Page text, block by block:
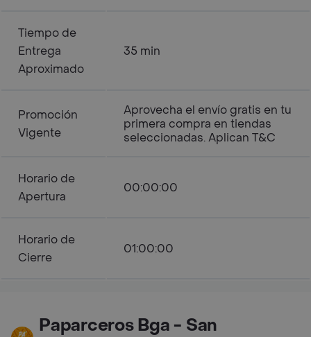
Tiempo de
Entrega
Aproximado
35 min
Promoción
Vigente
Aprovecha el envío gratis en tu
primera compra en tiendas
seleccionadas. Aplican T&C
Horario de
Apertura
00:00:00
Horario de
Cierre
01:00:00
Paparceros Bga - San